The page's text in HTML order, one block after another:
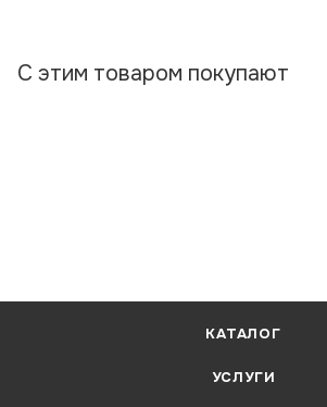
С этим товаром покупают
КАТАЛОГ
УСЛУГИ